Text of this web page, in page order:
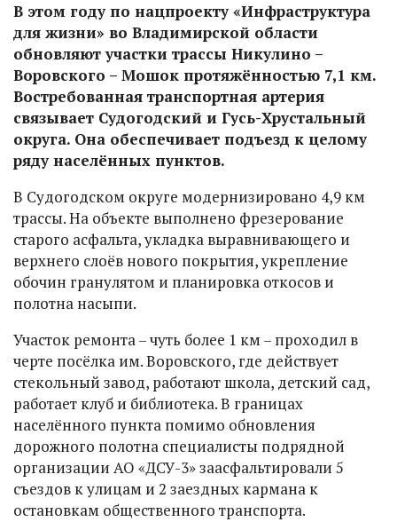
В этом году по нацпроекту «Инфраструктура
для жизни» во Владимирской области
обновляют участки трассы Никулино –
Воровского – Мошок протяжённостью 7,1 км.
Востребованная транспортная артерия
связывает Судогодский и Гусь-Хрустальный
округа. Она обеспечивает подъезд к целому
ряду населённых пунктов.
В Судогодском округе модернизировано 4,9 км
трассы. На объекте выполнено фрезерование
старого асфальта, укладка выравнивающего и
верхнего слоёв нового покрытия, укрепление
обочин гранулятом и планировка откосов и
полотна насыпи.
Участок ремонта – чуть более 1 км – проходил в
черте посёлка им. Воровского, где действует
стекольный завод, работают школа, детский сад,
работает клуб и библиотека. В границах
населённого пункта помимо обновления
дорожного полотна специалисты подрядной
организации АО «ДСУ-3» заасфальтировали 5
съездов к улицам и 2 заездных кармана к
остановкам общественного транспорта.